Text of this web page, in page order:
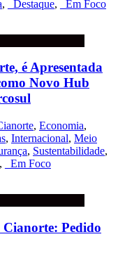
, _Destaque, _Em Foco
é Apresentada
Novo Hub
, Economia,
, Internacional, Meio
, Sustentabilidade,
, _Em Foco
Pedido